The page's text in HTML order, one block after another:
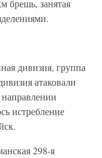
брешь, занятая
дивизия, группа
атаковали
истребление
298-я